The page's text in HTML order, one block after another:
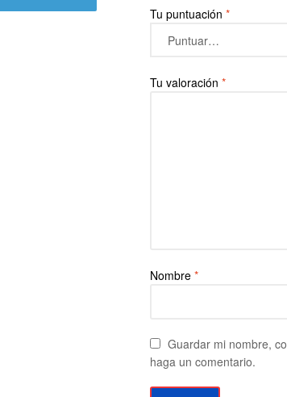
Tu puntuación*
Tu valoración*
Nombre*
Guardar mi nombre,
haga un comentario.